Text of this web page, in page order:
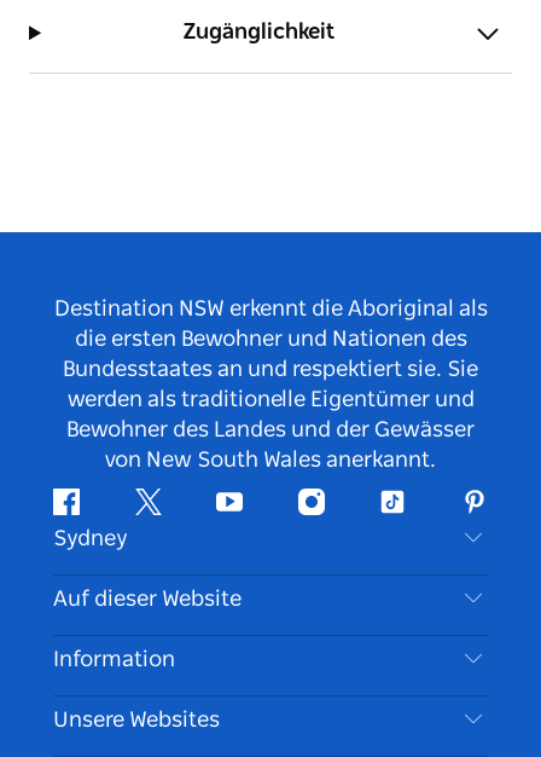
Zugänglichkeit
Destination NSW erkennt die Aboriginal als
die ersten Bewohner und Nationen des
Bundesstaates an und respektiert sie. Sie
werden als traditionelle Eigentümer und
Bewohner des Landes und der Gewässer
von New South Wales anerkannt.
FacebookTwitter YouTubeInstagramTikTok
Sydney
Kontaktieren Sie uns
Haftungsausschluss
Cookie Notice
Auf dieser Website
Reiseziele
Aktivitäten
Information
Reiseinformationen
Unsere Websites